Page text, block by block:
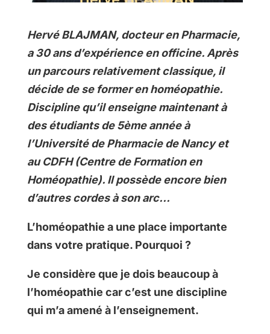
Hervé BLAJMAN, docteur en Pharmacie,
a 30 ans d’expérience en officine. Après
un parcours relativement classique, il
décide de se former en homéopathie.
Discipline qu’il enseigne maintenant à
des étudiants de 5ème année à
l’Université de Pharmacie de Nancy et
au CDFH (Centre de Formation en
Homéopathie). Il possède encore bien
d’autres cordes à son arc…
L’homéopathie a une place importante
dans votre pratique. Pourquoi ?
Je considère que je dois beaucoup à
l’homéopathie car c’est une discipline
qui m’a amené à l’enseignement.